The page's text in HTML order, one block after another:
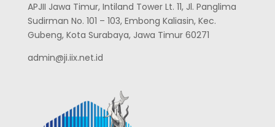
APJII Jawa Timur, Intiland Tower Lt. 11, Jl. Panglima
Sudirman No. 101 – 103, Embong Kaliasin, Kec.
Gubeng, Kota Surabaya, Jawa Timur 60271
admin@ji.iix.net.id